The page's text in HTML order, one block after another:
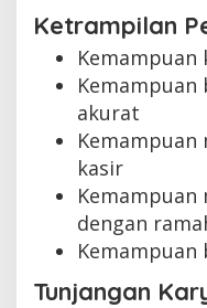
Ketrampilan
Kemampuan
akurat
Kemampuan
kasir
Kemampuan
dengan
Kemampuan
Tunjangan